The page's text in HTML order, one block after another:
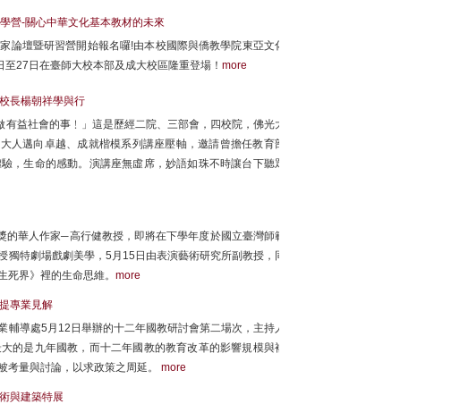
營-關心中華文化基本教材的未來
論壇暨研習營開始報名囉!由本校國際與僑教學院東亞文化
27日在臺師大校本部及成大校區隆重登場！ more
長楊朝祥學與行
益社會的事﹗」這是歷經二院、三部會，四校院，佛光大
邁向卓越、成就楷模系列講座壓軸，邀請曾擔任教育部
，生命的感動。演講座無虛席，妙語如珠不時讓台下聽眾
華人作家─高行健教授，即將在下學年度於國立臺灣師範
特劇場戲劇美學，5月15日由表演藝術研究所副教授，同
界》裡的生命思維。 more
專業見解
輔導處5月12日舉辦的十二年國教研討會第二場次，主持人
的是九年國教，而十二年國教的教育改革的影響規模與複
考量與討論，以求政策之周延。 more
與建築特展